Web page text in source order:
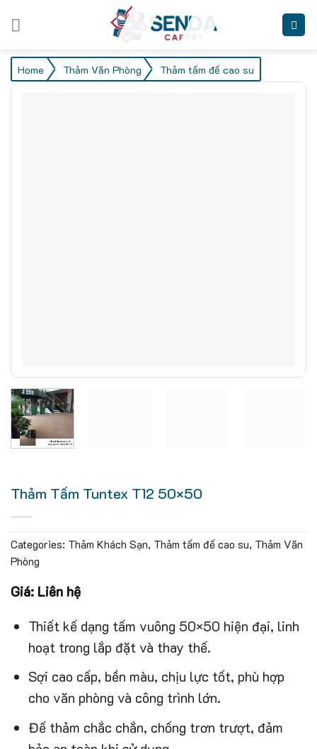
Home / Thảm Văn Phòng / Thảm tấm đế cao su
Thảm Tấm Tuntex T12 50×50
Categories: Thảm Khách Sạn, Thảm tấm đế cao su, Thảm Văn
Phòng
Giá: Liên hệ
Thiết kế dạng tấm vuông 50×50 hiện đại, linh
hoạt trong lắp đặt và thay thế.
Sợi cao cấp, bền màu, chịu lực tốt, phù hợp
cho văn phòng và công trình lớn.
Đế thảm chắc chắn, chống trơn trượt, đảm